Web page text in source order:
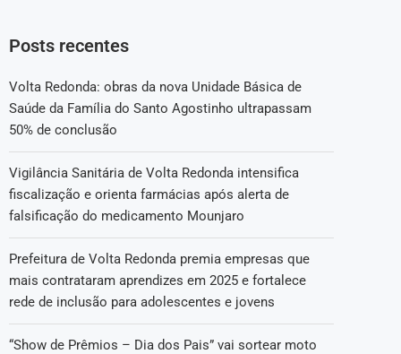
Posts recentes
Volta Redonda: obras da nova Unidade Básica de
Saúde da Família do Santo Agostinho ultrapassam
50% de conclusão
Vigilância Sanitária de Volta Redonda intensifica
fiscalização e orienta farmácias após alerta de
falsificação do medicamento Mounjaro
Prefeitura de Volta Redonda premia empresas que
mais contrataram aprendizes em 2025 e fortalece
rede de inclusão para adolescentes e jovens
“Show de Prêmios – Dia dos Pais” vai sortear moto